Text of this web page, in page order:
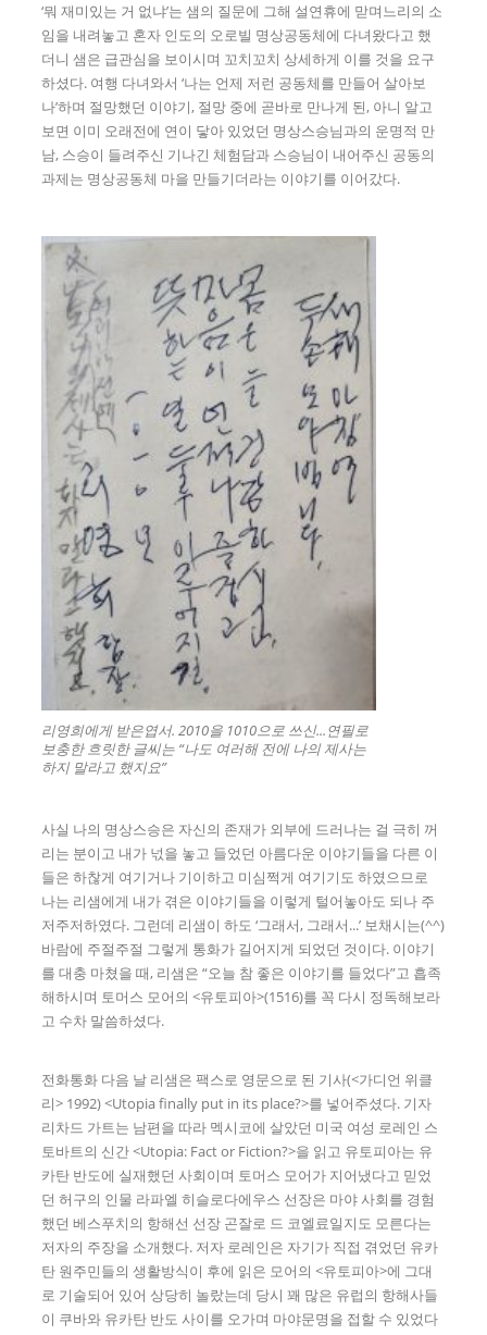
‘뭐 재미있는 거 없냐’는 샘의 질문에 그해 설연휴에 맏며느리의 소
임을 내려놓고 혼자 인도의 오로빌 명상공동체에 다녀왔다고 했
더니 샘은 급관심을 보이시며 꼬치꼬치 상세하게 이를 것을 요구
하셨다. 여행 다녀와서 ‘나는 언제 저런 공동체를 만들어 살아보
나’하며 절망했던 이야기, 절망 중에 곧바로 만나게 된, 아니 알고
보면 이미 오래전에 연이 닿아 있었던 명상스승님과의 운명적 만
남, 스승이 들려주신 기나긴 체험담과 스승님이 내어주신 공동의
과제는 명상공동체 마을 만들기더라는 이야기를 이어갔다.
리영희에게 받은엽서. 2010을 1010으로 쓰신...연필로
보충한 흐릿한 글씨는 “나도 여러해 전에 나의 제사는
하지 말라고 했지요”
사실 나의 명상스승은 자신의 존재가 외부에 드러나는 걸 극히 꺼
리는 분이고 내가 넋을 놓고 들었던 아름다운 이야기들을 다른 이
들은 하찮게 여기거나 기이하고 미심쩍게 여기기도 하였으므로
나는 리샘에게 내가 겪은 이야기들을 이렇게 털어놓아도 되나 주
저주저하였다. 그런데 리샘이 하도 ‘그래서, 그래서...’ 보채시는(^^)
바람에 주절주절 그렇게 통화가 길어지게 되었던 것이다. 이야기
를 대충 마쳤을 때, 리샘은 “오늘 참 좋은 이야기를 들었다”고 흡족
해하시며 토머스 모어의 <유토피아>(1516)를 꼭 다시 정독해보라
고 수차 말씀하셨다.
전화통화 다음 날 리샘은 팩스로 영문으로 된 기사(<가디언 위클
리> 1992) <Utopia finally put in its place?>를 넣어주셨다. 기자
리차드 가트는 남편을 따라 멕시코에 살았던 미국 여성 로레인 스
토바트의 신간 <Utopia: Fact or Fiction?>을 읽고 유토피아는 유
카탄 반도에 실재했던 사회이며 토머스 모어가 지어냈다고 믿었
던 허구의 인물 라파엘 히슬로다에우스 선장은 마야 사회를 경험
했던 베스푸치의 항해선 선장 곤잘로 드 코엘료일지도 모른다는
저자의 주장을 소개했다. 저자 로레인은 자기가 직접 겪었던 유카
탄 원주민들의 생활방식이 후에 읽은 모어의 <유토피아>에 그대
로 기술되어 있어 상당히 놀랐는데 당시 꽤 많은 유럽의 항해사들
이 쿠바와 유카탄 반도 사이를 오가며 마야문명을 접할 수 있었다